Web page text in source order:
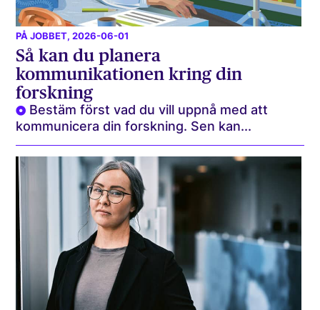
PÅ JOBBET, 2026-06-01
Så kan du planera
kommunikationen kring din
forskning
Bestäm först vad du vill uppnå med att
kommunicera din forskning. Sen kan...